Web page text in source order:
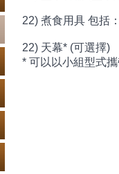
22) 煮食用具 包括
22) 天幕* (可選擇)
* 可以以小組型式